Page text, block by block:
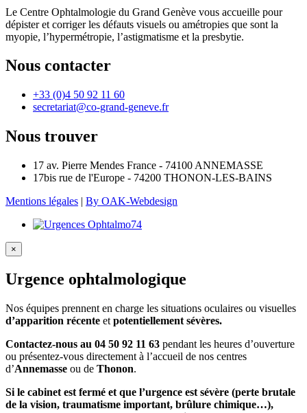
Le Centre Ophtalmologie du Grand Genève vous accueille pour
dépister et corriger les défauts visuels ou amétropies que sont la
myopie, l’hypermétropie, l’astigmatisme et la presbytie.
Nous contacter
+33 (0)4 50 92 11 60
secretariat@co-grand-geneve.fr
Nous trouver
17 av. Pierre Mendes France - 74100 ANNEMASSE
17bis rue de l'Europe - 74200 THONON-LES-BAINS
Mentions légales | By OAK-Webdesign
×
Urgence ophtalmologique
Nos équipes prennent en charge les situations oculaires ou visuelles
d’apparition récente et potentiellement sévères.
Contactez-nous au 04 50 92 11 63 pendant les heures d’ouverture
ou présentez-vous directement à l’accueil de nos centres
d’Annemasse ou de Thonon.
Si le cabinet est fermé et que l’urgence est sévère (perte brutale
de la vision, traumatisme important, brûlure chimique…),